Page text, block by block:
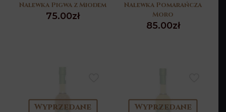
Nalewka Pigwa z Miodem
75.00zł
Nalewka Pomarańcza
Moro
85.00zł
Wyprzedane Wyprzedane